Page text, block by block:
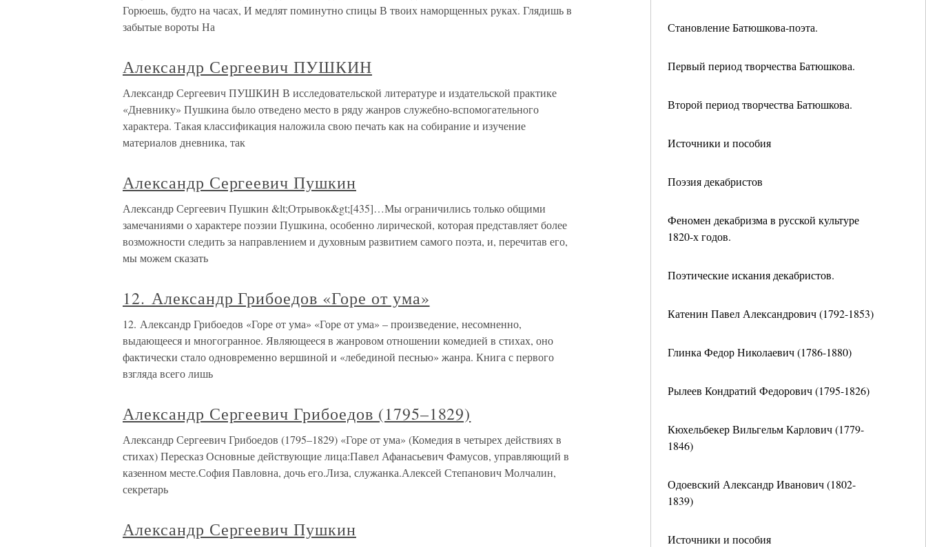
Становление Батюшкова-поэта.
Первый период творчества Батюшкова.
Второй период творчества Батюшкова.
Источники и пособия
Поэзия декабристов
Феномен декабризма в русской культуре
1820-х годов.
Поэтические искания декабристов.
Катенин Павел Александрович (1792-1853)
Глинка Федор Николаевич (1786-1880)
Рылеев Кондратий Федорович (1795-1826)
Кюхельбекер Вильгельм Карлович (1779-
1846)
Одоевский Александр Иванович (1802-
1839)
Источники и пособия
Горюешь, будто на часах, И медлят поминутно спицы В твоих наморщенных руках. Глядишь в
забытые вороты На
Александр Сергеевич ПУШКИН
Александр Сергеевич ПУШКИН В исследовательской литературе и издательской практике
«Дневнику» Пушкина было отведено место в ряду жанров служебно-вспомогательного
характера. Такая классификация наложила свою печать как на собирание и изучение
материалов дневника, так
Александр Сергеевич Пушкин
Александр Сергеевич Пушкин &lt;Отрывок&gt;[435]…Мы ограничились только общими
замечаниями о характере поэзии Пушкина, особенно лирической, которая представляет более
возможности следить за направлением и духовным развитием самого поэта, и, перечитав его,
мы можем сказать
12. Александр Грибоедов «Горе от ума»
12. Александр Грибоедов «Горе от ума» «Горе от ума» – произведение, несомненно,
выдающееся и многогранное. Являющееся в жанровом отношении комедией в стихах, оно
фактически стало одновременно вершиной и «лебединой песнью» жанра. Книга с первого
взгляда всего лишь
Александр Сергеевич Грибоедов (1795–1829)
Александр Сергеевич Грибоедов (1795–1829) «Горе от ума» (Комедия в четырех действиях в
стихах) Пересказ Основные действующие лица:Павел Афанасьевич Фамусов, управляющий в
казенном месте.София Павловна, дочь его.Лиза, служанка.Алексей Степанович Молчалин,
секретарь
Александр Сергеевич Пушкин